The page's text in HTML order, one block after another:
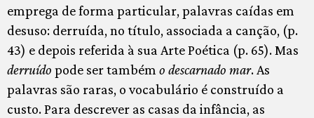
emprega de forma particular, palavras caídas em
desuso: derruída, no título, associada a canção, (p.
43) e depois referida à sua Arte Poética (p. 65). Mas
derruído pode ser também o descarnado mar. As
palavras são raras, o vocabulário é construído a
custo. Para descrever as casas da infância, as